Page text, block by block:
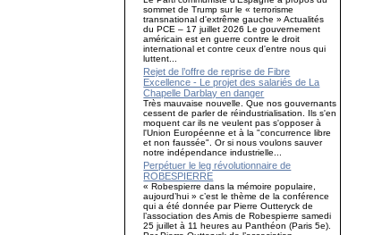
sommet de Trump sur le « terrorisme
transnational d'extrême gauche » Actualités
du PCE – 17 juillet 2026 Le gouvernement
américain est en guerre contre le droit
international et contre ceux d'entre nous qui
luttent...
Rejet de l’offre de reprise de Fibre
Excellence - Le projet des salariés de La
Chapelle Darblay en danger
Très mauvaise nouvelle. Que nos gouvernants
cessent de parler de réindustrialisation. Ils s'en
moquent car ils ne veulent pas s'opposer à
l'Union Européenne et à la "concurrence libre
et non faussée". Or si nous voulons sauver
notre indépendance industrielle...
Perpétuer le leg révolutionnaire de
ROBESPIERRE
« Robespierre dans la mémoire populaire,
aujourd’hui » c’est le thème de la conférence
qui a été donnée par Pierre Outteryck de
l’association des Amis de Robespierre samedi
25 juillet à 11 heures au Panthéon (Paris 5e).